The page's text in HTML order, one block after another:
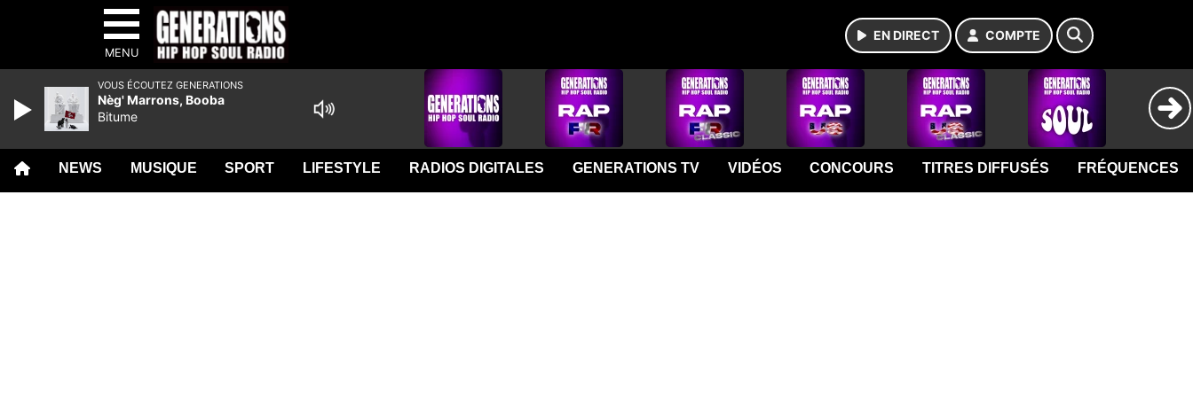
MENU
EN DIRECT COMPTE
NEWS MUSIQUE SPORT LIFESTYLE RADIOS DIGITALES GENERATIONS TV VIDÉOS CONCOURS TITRES DIFFUSÉS FRÉQUENCES
VOUS ÉCOUTEZ GENERATIONS
Nèg' Marrons, Booba
Bitume